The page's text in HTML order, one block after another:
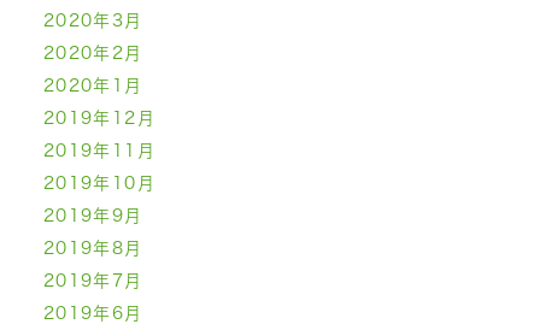
2020年3月
2020年2月
2020年1月
2019年12月
2019年11月
2019年10月
2019年9月
2019年8月
2019年7月
2019年6月